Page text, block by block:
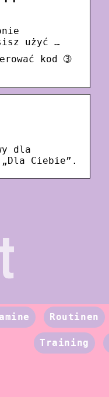
użyć …
kod ➂
dla
Ciebie”.
Routinen
Training